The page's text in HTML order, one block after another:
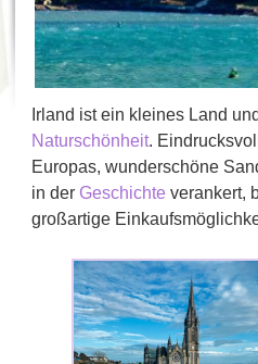
Irland ist ein kleines Land
Naturschönheit.
Europas, wunderschöne
in der Geschichteverankert,
großartige